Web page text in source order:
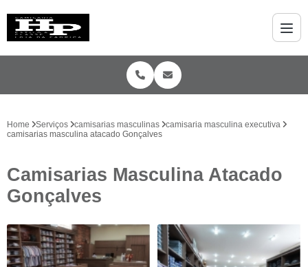
Home Serviços camisarias masculinas
camisaria masculina executiva
camisarias masculina atacado Gonçalves
Camisarias Masculina Atacado
Gonçalves